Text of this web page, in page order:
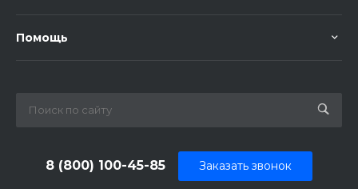
Помощь
8 (800) 100-45-85 Заказать звонок